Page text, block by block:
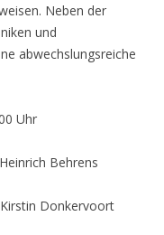
Neben der
und
abwechslungsreiche
Uhr
Behrens
Donkervoort